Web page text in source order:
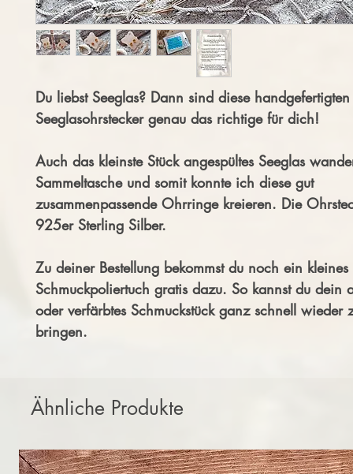
Du liebst Seeglas? Dann sind diese handgefertigten
Seeglasohrstecker genau das richtige für dich!
Auch das kleinste Stück angespültes Seeglas
Sammeltasche und somit konnte ich diese gut
zusammenpassende Ohrringe kreieren. Die
925er Sterling Silber.
Zu deiner Bestellung bekommst du noch ein kleines
Schmuckpoliertuch gratis dazu. So kannst du dein
oder verfärbtes Schmuckstück ganz schnell wieder
bringen.
Ähnliche Produkte